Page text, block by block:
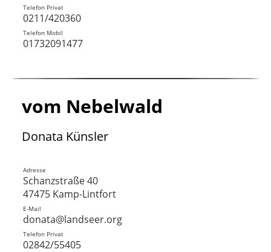
Telefon Privat
0211/420360
Telefon Mobil
01732091477
vom Nebelwald
Donata Künsler
Adresse
Schanzstraße 40
47475 Kamp-Lintfort
E-Mail
donata@landseer.org
Telefon Privat
02842/55405